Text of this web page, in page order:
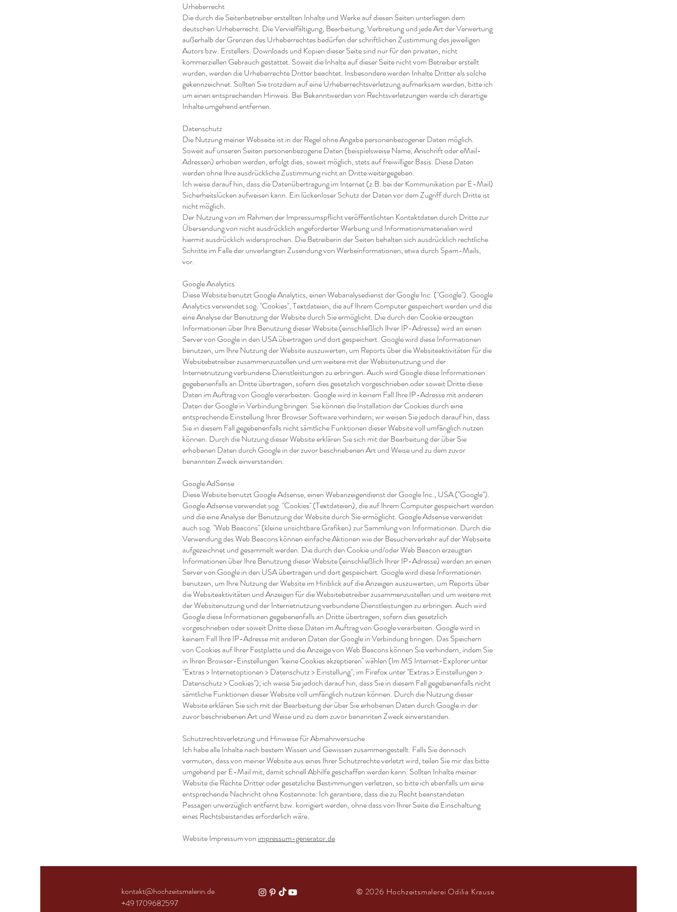
Urheberrecht
Die durch die Seitenbetreiber erstellten Inhalte und Werke auf diesen Seiten unterliegen dem
deutschen Urheberrecht. Die Vervielfältigung, Bearbeitung, Verbreitung und jede Art der Verwertung
außerhalb der Grenzen des Urheberrechtes bedürfen der schriftlichen Zustimmung des jeweiligen
Autors bzw. Erstellers. Downloads und Kopien dieser Seite sind nur für den privaten, nicht
kommerziellen Gebrauch gestattet. Soweit die Inhalte auf dieser Seite nicht vom Betreiber erstellt
wurden, werden die Urheberrechte Dritter beachtet. Insbesondere werden Inhalte Dritter als solche
gekennzeichnet. Sollten Sie trotzdem auf eine Urheberrechtsverletzung aufmerksam werden, bitte ich
um einen entsprechenden Hinweis. Bei Bekanntwerden von Rechtsverletzungen werde ich derartige
Inhalte umgehend entfernen.
Datenschutz
Die Nutzung meiner Webseite ist in der Regel ohne Angabe personenbezogener Daten möglich.
Soweit auf unseren Seiten personenbezogene Daten (beispielsweise Name, Anschrift oder eMail-
Adressen) erhoben werden, erfolgt dies, soweit möglich, stets auf freiwilliger Basis. Diese Daten
werden ohne Ihre ausdrückliche Zustimmung nicht an Dritte weitergegeben.
Ich weise darauf hin, dass die Datenübertragung im Internet (z.B. bei der Kommunikation per E-Mail)
Sicherheitslücken aufweisen kann. Ein lückenloser Schutz der Daten vor dem Zugriff durch Dritte ist
nicht möglich.
Der Nutzung von im Rahmen der Impressumspflicht veröffentlichten Kontaktdaten durch Dritte zur
Übersendung von nicht ausdrücklich angeforderter Werbung und Informationsmaterialien wird
hiermit ausdrücklich widersprochen. Die Betreiberin der Seiten behalten sich ausdrücklich rechtliche
Schritte im Falle der unverlangten Zusendung von Werbeinformationen, etwa durch Spam-Mails,
vor.
Google Analytics
Diese Website benutzt Google Analytics, einen Webanalysedienst der Google Inc. (''Google''). Google
Analytics verwendet sog. ''Cookies'', Textdateien, die auf Ihrem Computer gespeichert werden und die
eine Analyse der Benutzung der Website durch Sie ermöglicht. Die durch den Cookie erzeugten
Informationen über Ihre Benutzung dieser Website (einschließlich Ihrer IP-Adresse) wird an einen
Server von Google in den USA übertragen und dort gespeichert. Google wird diese Informationen
benutzen, um Ihre Nutzung der Website auszuwerten, um Reports über die Websiteaktivitäten für die
Websitebetreiber zusammenzustellen und um weitere mit der Websitenutzung und der
Internetnutzung verbundene Dienstleistungen zu erbringen. Auch wird Google diese Informationen
gegebenenfalls an Dritte übertragen, sofern dies gesetzlich vorgeschrieben oder soweit Dritte diese
Daten im Auftrag von Google verarbeiten. Google wird in keinem Fall Ihre IP-Adresse mit anderen
Daten der Google in Verbindung bringen. Sie können die Installation der Cookies durch eine
entsprechende Einstellung Ihrer Browser Software verhindern; wir weisen Sie jedoch darauf hin, dass
Sie in diesem Fall gegebenenfalls nicht sämtliche Funktionen dieser Website voll umfänglich nutzen
können. Durch die Nutzung dieser Website erklären Sie sich mit der Bearbeitung der über Sie
erhobenen Daten durch Google in der zuvor beschriebenen Art und Weise und zu dem zuvor
benannten Zweck einverstanden.
Google AdSense
Diese Website benutzt Google Adsense, einen Webanzeigendienst der Google Inc., USA (''Google'').
Google Adsense verwendet sog. ''Cookies'' (Textdateien), die auf Ihrem Computer gespeichert werden
und die eine Analyse der Benutzung der Website durch Sie ermöglicht. Google Adsense verwendet
auch sog. ''Web Beacons'' (kleine unsichtbare Grafiken) zur Sammlung von Informationen. Durch die
Verwendung des Web Beacons können einfache Aktionen wie der Besucherverkehr auf der Webseite
aufgezeichnet und gesammelt werden. Die durch den Cookie und/oder Web Beacon erzeugten
Informationen über Ihre Benutzung dieser Website (einschließlich Ihrer IP-Adresse) werden an einen
Server von Google in den USA übertragen und dort gespeichert. Google wird diese Informationen
benutzen, um Ihre Nutzung der Website im Hinblick auf die Anzeigen auszuwerten, um Reports über
die Websiteaktivitäten und Anzeigen für die Websitebetreiber zusammenzustellen und um weitere mit
der Websitenutzung und der Internetnutzung verbundene Dienstleistungen zu erbringen. Auch wird
Google diese Informationen gegebenenfalls an Dritte übertragen, sofern dies gesetzlich
vorgeschrieben oder soweit Dritte diese Daten im Auftrag von Google verarbeiten. Google wird in
keinem Fall Ihre IP-Adresse mit anderen Daten der Google in Verbindung bringen. Das Speichern
von Cookies auf Ihrer Festplatte und die Anzeige von Web Beacons können Sie verhindern, indem Sie
in Ihren Browser-Einstellungen ''keine Cookies akzeptieren'' wählen (Im MS Internet-Explorer unter
''Extras > Internetoptionen > Datenschutz > Einstellung''; im Firefox unter ''Extras > Einstellungen >
Datenschutz > Cookies''); ich weise Sie jedoch darauf hin, dass Sie in diesem Fall gegebenenfalls nicht
sämtliche Funktionen dieser Website voll umfänglich nutzen können. Durch die Nutzung dieser
Website erklären Sie sich mit der Bearbeitung der über Sie erhobenen Daten durch Google in der
zuvor beschriebenen Art und Weise und zu dem zuvor benannten Zweck einverstanden.
Schutzrechtsverletzung und Hinweise für Abmahnversuche
Ich habe alle Inhalte nach bestem Wissen und Gewissen zusammengestellt. Falls Sie dennoch
vermuten, dass von meiner Website aus eines Ihrer Schutzrechte verletzt wird, teilen Sie mir das bitte
umgehend per E-Mail mit, damit schnell Abhilfe geschaffen werden kann. Sollten Inhalte meiner
Website die Rechte Dritter oder gesetzliche Bestimmungen verletzen, so bitte ich ebenfalls um eine
entsprechende Nachricht ohne Kostennote. Ich garantiere, dass die zu Recht beanstandeten
Passagen unverzüglich entfernt bzw. korrigiert werden, ohne dass von Ihrer Seite die Einschaltung
eines Rechtsbeistandes erforderlich wäre.
Website Impressum von impressum-generator.de
kontakt@hochzeitsmalerin.de
+49 1709682597
© 2026 Hochzeitsmalerei Odilia Krause